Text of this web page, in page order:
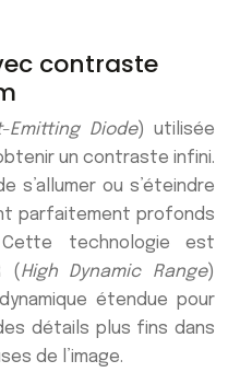
contraste
Emitting Diode) utilisée
un contraste infini.
s’allumer ou s’éteindre
parfaitement profonds
technologie est
(High Dynamic Range)
étendue pour
détails plus fins dans
de l’image.